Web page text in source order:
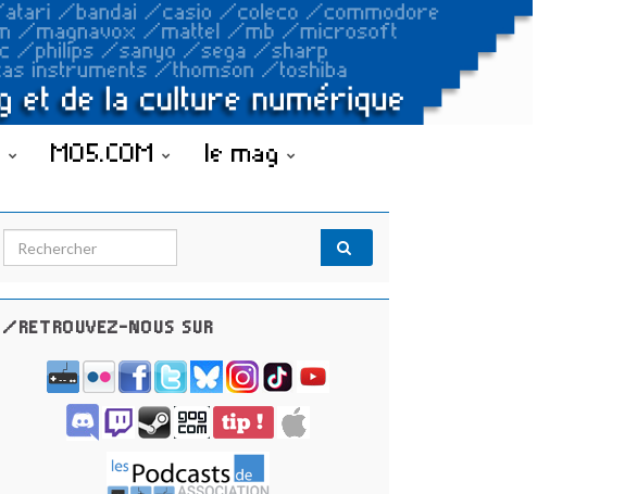
MO5.COM le mag
Search for:
/RETROUVEZ-NOUS SUR